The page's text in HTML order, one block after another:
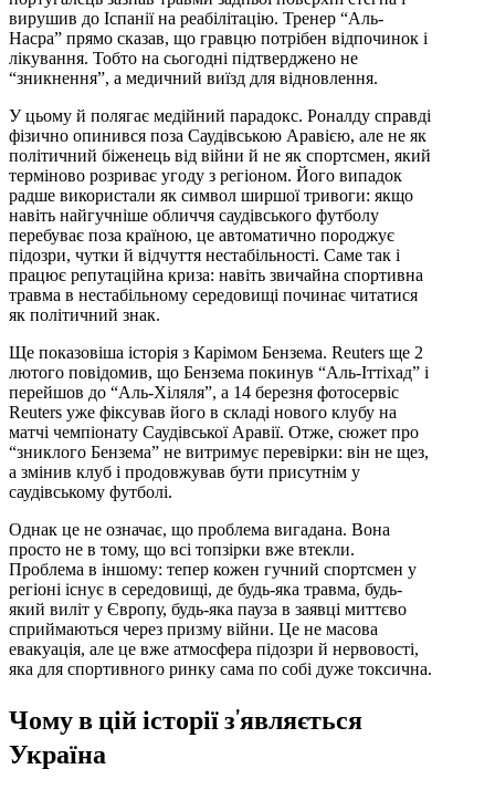
вирушив до Іспанії на реабілітацію. Тренер “Аль-
Насра” прямо сказав, що гравцю потрібен відпочинок і
лікування. Тобто на сьогодні підтверджено не
“зникнення”, а медичний виїзд для відновлення.
У цьому й полягає медійний парадокс. Роналду справді
фізично опинився поза Саудівською Аравією, але не як
політичний біженець від війни й не як спортсмен, який
терміново розриває угоду з регіоном. Його випадок
радше використали як символ ширшої тривоги: якщо
навіть найгучніше обличчя саудівського футболу
перебуває поза країною, це автоматично породжує
підозри, чутки й відчуття нестабільності. Саме так і
працює репутаційна криза: навіть звичайна спортивна
травма в нестабільному середовищі починає читатися
як політичний знак.
Ще показовіша історія з Карімом Бензема. Reuters ще 2
лютого повідомив, що Бензема покинув “Аль-Іттіхад” і
перейшов до “Аль-Хіляля”, а 14 березня фотосервіс
Reuters уже фіксував його в складі нового клубу на
матчі чемпіонату Саудівської Аравії. Отже, сюжет про
“зниклого Бензема” не витримує перевірки: він не щез,
а змінив клуб і продовжував бути присутнім у
саудівському футболі.
Однак це не означає, що проблема вигадана. Вона
просто не в тому, що всі топзірки вже втекли.
Проблема в іншому: тепер кожен гучний спортсмен у
регіоні існує в середовищі, де будь-яка травма, будь-
який виліт у Європу, будь-яка пауза в заявці миттєво
сприймаються через призму війни. Це не масова
евакуація, але це вже атмосфера підозри й нервовості,
яка для спортивного ринку сама по собі дуже токсична.
Чому в цій історії з’являється
Україна